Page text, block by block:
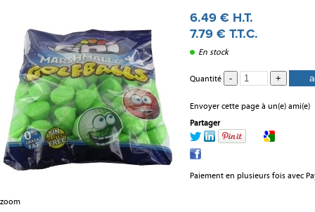
zoom
6.49 € H.T.
7.79 € T.T.C.
En stock
Quantité
Envoyer cette page à un(e) ami(e)
Partager
Paiement en plusieurs fois avec